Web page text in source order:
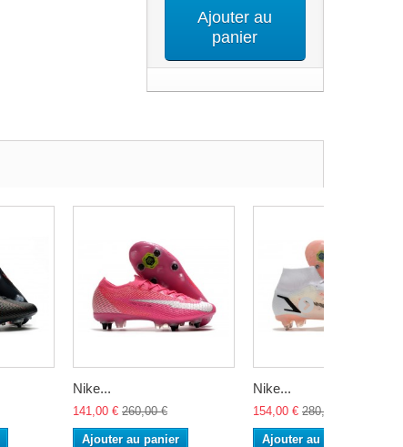
Ajouter au
panier
Nike...
141,00 € 260,00 €
Ajouter au panier
Nike...
154,00 € 280,00 €
Ajouter au panier